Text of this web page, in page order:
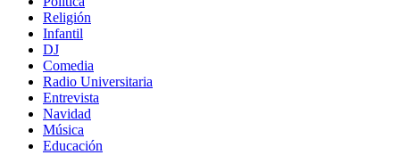
Religión
Infantil
DJ
Comedia
Radio Universitaria
Entrevista
Navidad
Música
Educación